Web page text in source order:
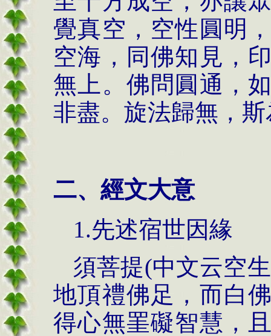
覺真空，空性圓明
空海，同佛知見，
無上。佛問圓通，
非盡。旋法歸無，
二、經文大意
1.先述宿世因緣
須菩提(中文云空
地頂禮佛足，而白
得心無罣礙智慧，